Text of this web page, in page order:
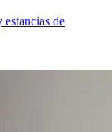
de